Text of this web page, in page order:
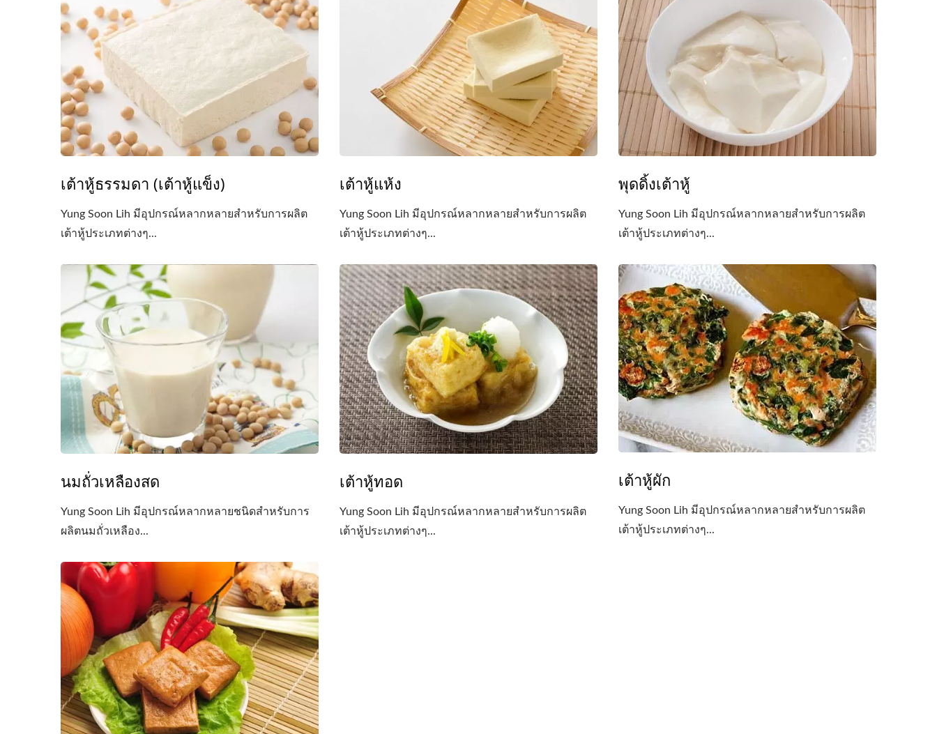
เต้าหู้ธรรมดา (เต้าหู้แข็ง)
Yung Soon Lih มีอุปกรณ์หลากหลายสำหรับการผลิต
เต้าหู้ประเภทต่างๆ...
เต้าหู้แห้ง
Yung Soon Lih มีอุปกรณ์หลากหลายสำหรับการผลิต
เต้าหู้ประเภทต่างๆ...
พุดดิ้งเต้าหู้
Yung Soon Lih มีอุปกรณ์หลากหลายสำหรับการผลิต
เต้าหู้ประเภทต่างๆ...
นมถั่วเหลืองสด
Yung Soon Lih มีอุปกรณ์หลากหลายชนิดสำหรับการ
ผลิตนมถั่วเหลือง...
เต้าหู้ทอด
Yung Soon Lih มีอุปกรณ์หลากหลายสำหรับการผลิต
เต้าหู้ประเภทต่างๆ...
เต้าหู้ผัก
Yung Soon Lih มีอุปกรณ์หลากหลายสำหรับการผลิต
เต้าหู้ประเภทต่างๆ...